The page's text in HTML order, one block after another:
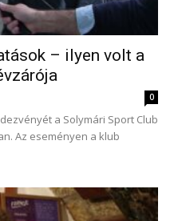
– ilyen volt a
0
a Solymári Sport Club
Az eseményen a klub